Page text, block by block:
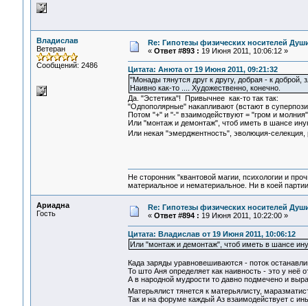
Владислав
Ветеран
Сообщений: 2486
Re: Гипотезы физических носителей
« Ответ #893 : 19 Июня 2011, 10:06:12 »
Цитата: Анюта от 19 Июня 2011, 09:21:32
"Монады тянутся друг к другу, добрая - к доброй,
Наивно как-то .... Художественно, конечно.
Да. "Эстетика"! Привычнее как-то так так:
"Одпополярные" накапливают (встают в
Потом "+" и "-" взаимодействуют = "гром и
Или "монтаж и демонтаж", чтоб иметь в шансе
Или некая "эмерджентность", эволюция-
Не сторонник "квантовой магии, психологии и
материальное и нематериальное. Ни в коей
Ариадна
Гость
Re: Гипотезы физических носителей
« Ответ #894 : 19 Июня 2011, 10:22:00 »
Цитата: Владислав от 19 Июня 2011, 10:06:12
Или "монтаж и демонтаж", чтоб иметь в шансе
Када заряды уравновешиваются - поток
То што Аня определяет как наивность - это у неё
А в народной мудрости то давно подмечено и
Матерьялист тянется к матерьялисту,
Так и на форуме каждый Аз взаимодействует с